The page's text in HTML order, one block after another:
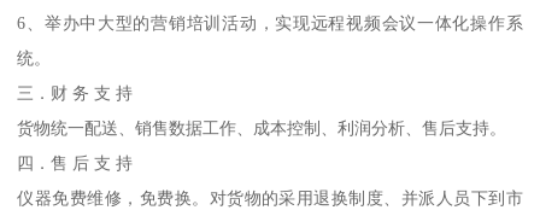
6、举办中大型的营销培训活动，实现远程视频会议一体化操作系
统。
三．财 务 支 持
货物统一配送、销售数据工作、成本控制、利润分析、售后支持。
四．售 后 支 持
仪器免费维修，免费换。对货物的采用退换制度、并派人员下到市